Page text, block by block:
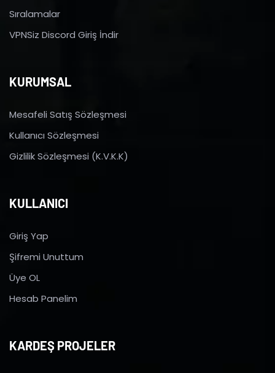
Sıralamalar
VPNSiz Discord Giriş İndir
KURUMSAL
Mesafeli Satış Sözleşmesi
Kullanıcı Sözleşmesi
Gizlilik Sözleşmesi (K.V.K.K)
KULLANICI
Giriş Yap
Şifremi Unuttum
Üye OL
Hesab Panelim
KARDEŞ PROJELER